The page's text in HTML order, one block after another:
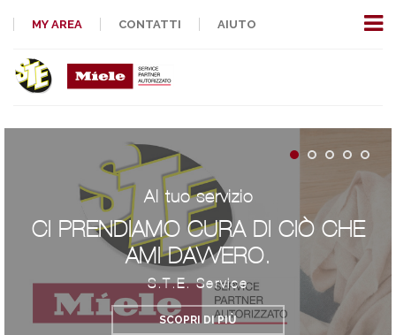
MY AREA CONTATTI AIUTO
Al tuo servizio
CI PRENDIAMO CURA DI CIÒ CHE
AMI DAVVERO.
S.T.E. Service
SCOPRI DI PIÙ